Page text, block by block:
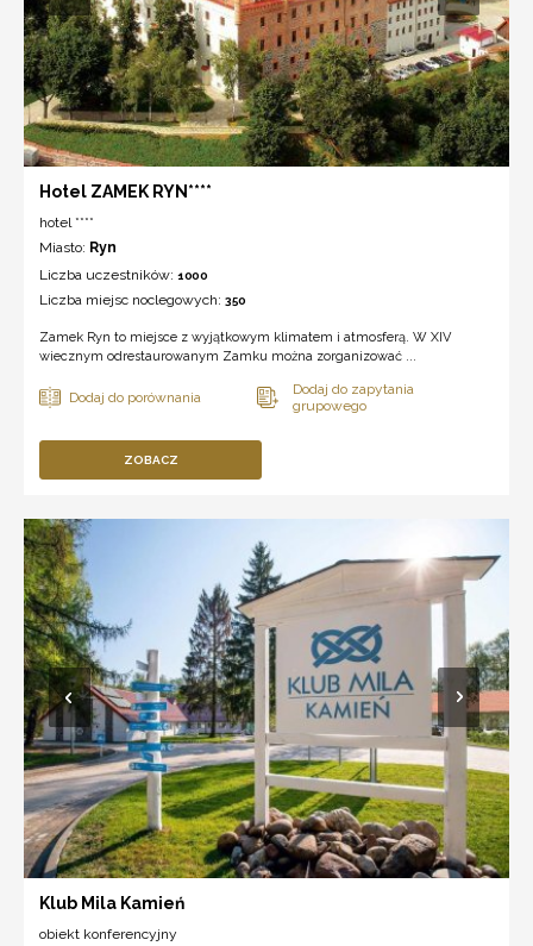
Hotel ZAMEK RYN****
hotel ****
Miasto: Ryn
Liczba uczestników: 1000
Liczba miejsc noclegowych: 350
Zamek Ryn to miejsce z wyjątkowym klimatem i atmosferą. W XIV
wiecznym odrestaurowanym Zamku można zorganizować ...
ZOBACZ
Klub Mila Kamień
obiekt konferencyjny